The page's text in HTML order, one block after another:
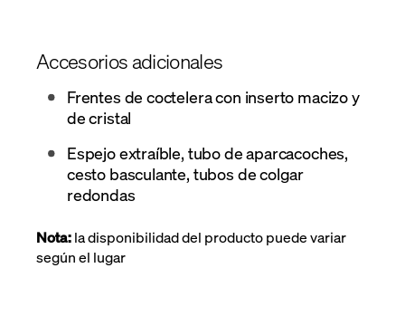
Accesorios adicionales
Frentes de coctelera con inserto macizo y
de cristal
Espejo extraíble, tubo de aparcacoches,
cesto basculante, tubos de colgar
redondas
Nota:la disponibilidad del producto puede variar
según el lugar